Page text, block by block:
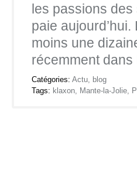
les passions
paie
moins une
récemment
Catégories: Actu, blog
Tags: klaxon, Mante-la-Jolie,